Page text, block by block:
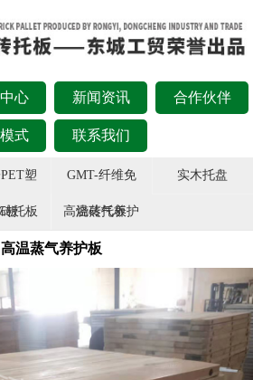
心 新闻资讯 合作伙伴
式 联系我们
塑
托板
GMT-纤维免
烧砖托板
实木托盘
板 高温蒸气养护
板
高温蒸气养护板